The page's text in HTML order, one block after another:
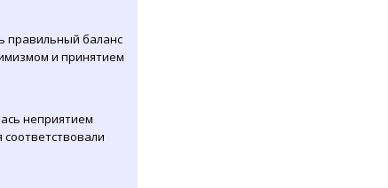
правильный баланс
и принятием
неприятием